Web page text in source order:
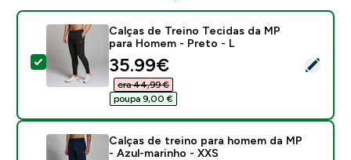
Select this product - Calças de Treino Tecidas da
Calças de Treino Tecidas da MP
para Homem - Preto - L
discounted price
35.99€‎
era 44,99 €‎
poupa 9,00 €‎
Calças de treino para homem da MP
- Azul-marinho - XXS